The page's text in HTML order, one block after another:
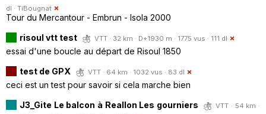
dl · TiBougnat
Tour du Mercantour - Embrun - Isola 2000
risoul vtt test
VTT · 32 km · D+1930 m · 1775 vus · 111 dl
essai d'une boucle au départ de Risoul 1850
test de GPX
VTT · 64 km · 1032 vus · 83 dl
ceci est un test pour savoir si cela marche bien
J3_Gite Le balcon à Reallon Les gourniers
VTT · 54 km ·